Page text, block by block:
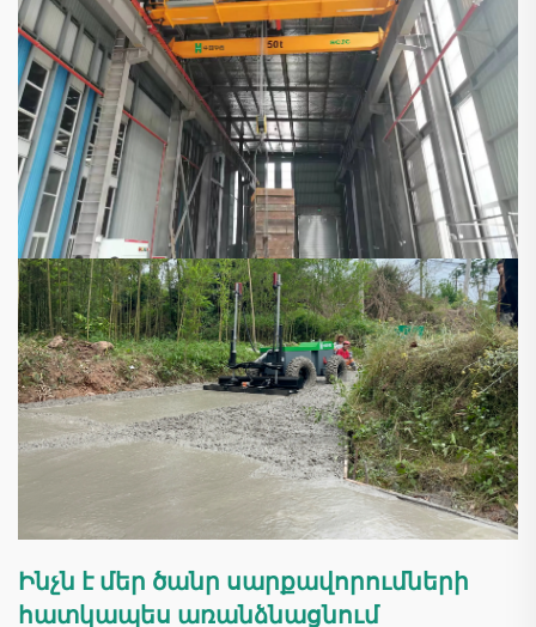
Ինչն է մեր ծանր սարքավորումների
հատկապես առանձնացնում